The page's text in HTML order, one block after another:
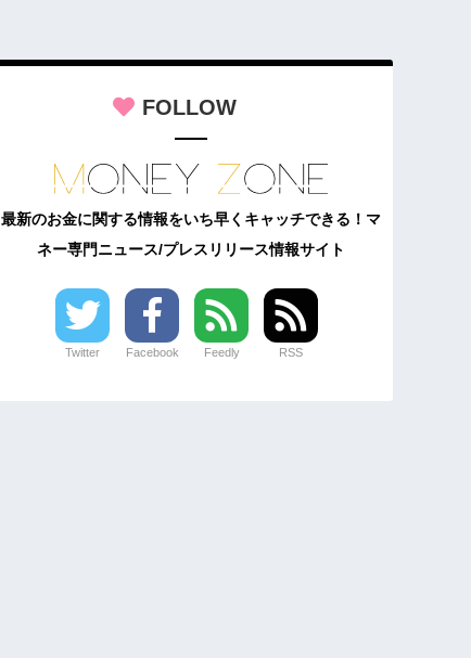
FOLLOW
最新のお金に関する情報をいち早くキャッチできる！マ
ネー専門ニュース/プレスリリース情報サイト
Twitter Facebook Feedly RSS